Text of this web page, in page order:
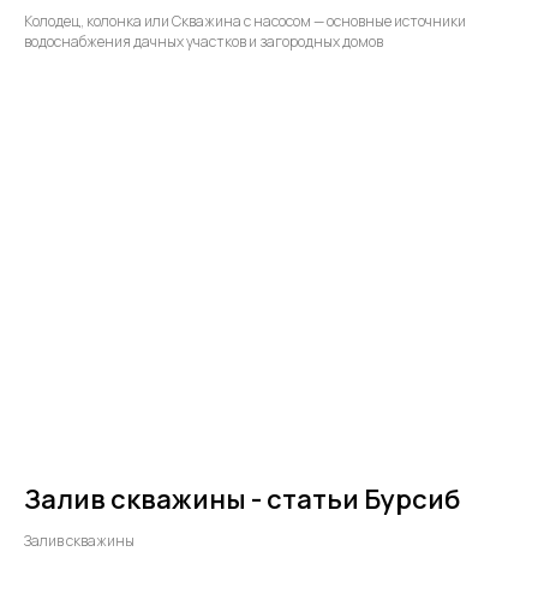
Колодец, колонка или Скважина с насосом — основные источники
водоснабжения дачных участков и загородных домов
Залив скважины - статьи Бурсиб
Залив скважины